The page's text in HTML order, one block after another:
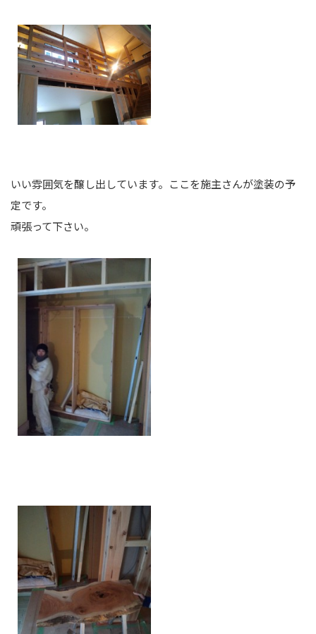
いい雰囲気を醸し出しています。ここを施主さんが塗装の予
定です。
頑張って下さい。